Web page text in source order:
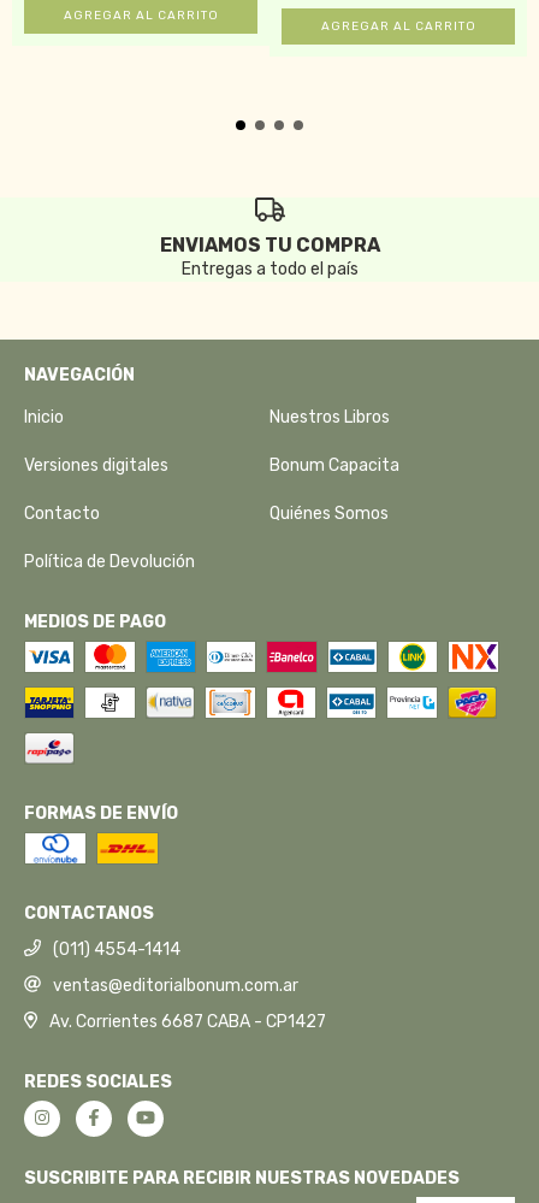
ENVIAMOS TU COMPRA
Entregas a todo el país
NAVEGACIÓN
Inicio Nuestros Libros
Versiones digitales Bonum Capacita
Contacto Quiénes Somos
Política de Devolución
MEDIOS DE PAGO
FORMAS DE ENVÍO
CONTACTANOS
(011) 4554-1414
ventas@editorialbonum.com.ar
Av. Corrientes 6687 CABA - CP1427
REDES SOCIALES
SUSCRIBITE PARA RECIBIR NUESTRAS NOVEDADES